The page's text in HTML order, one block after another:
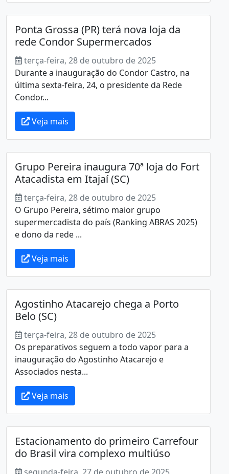
Ponta Grossa (PR) terá nova loja da
rede Condor Supermercados
terça-feira, 28 de outubro de 2025
Durante a inauguração do Condor Castro, na
última sexta-feira, 24, o presidente da Rede
Condor...
Veja mais
Grupo Pereira inaugura 70ª loja do Fort
Atacadista em Itajaí (SC)
terça-feira, 28 de outubro de 2025
O Grupo Pereira, sétimo maior grupo
supermercadista do país (Ranking ABRAS 2025)
e dono da rede ...
Veja mais
Agostinho Atacarejo chega a Porto
Belo (SC)
terça-feira, 28 de outubro de 2025
Os preparativos seguem a todo vapor para a
inauguração do Agostinho Atacarejo e
Associados nesta...
Veja mais
Estacionamento do primeiro Carrefour
do Brasil vira complexo multiúso